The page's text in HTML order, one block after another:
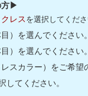
方▶
レス を選択してくださ
目）を選んでください。
目）を選んでください。
スカラー）をご希
してください。